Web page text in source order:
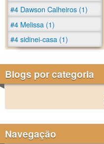
#4 Dawson Calheiros (1)
#4 Melissa (1)
#4 sidinei-casa (1)
Blogs por categoria
Navegação